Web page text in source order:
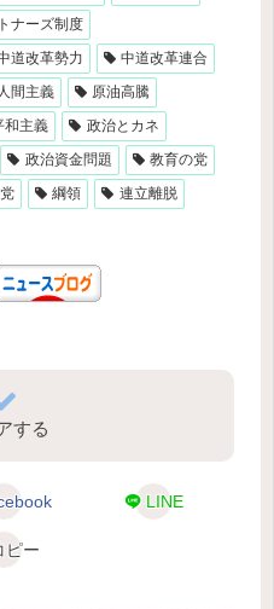
ナーズ制度
道改革勢力
中道改革連合
人間主義
原油高騰
和主義
政治とカネ
政治資金問題
教育の党
綱領 連立離脱
する
LINE
ピー